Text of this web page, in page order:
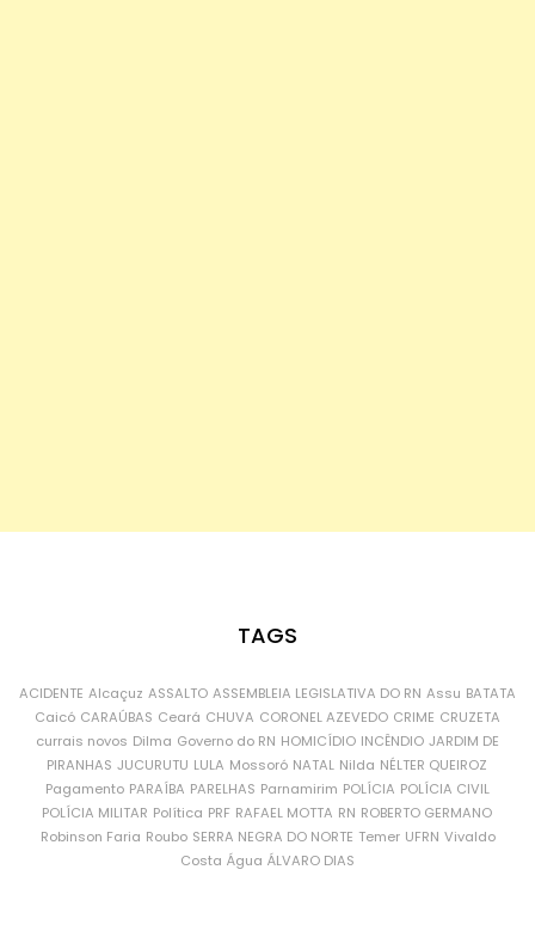
TAGS
ACIDENTE Alcaçuz ASSALTO ASSEMBLEIA LEGISLATIVA DO RN Assu BATATA
Caicó CARAÚBAS Ceará CHUVA CORONEL AZEVEDO CRIME CRUZETA
currais novos Dilma Governo do RN HOMICÍDIO INCÊNDIO JARDIM DE
PIRANHAS JUCURUTU LULA Mossoró NATAL Nilda NÉLTER QUEIROZ
Pagamento PARAÍBA PARELHAS Parnamirim POLÍCIA POLÍCIA CIVIL
POLÍCIA MILITAR Política PRF RAFAEL MOTTA RN ROBERTO GERMANO
Robinson Faria Roubo SERRA NEGRA DO NORTE Temer UFRN Vivaldo
Costa Água ÁLVARO DIAS